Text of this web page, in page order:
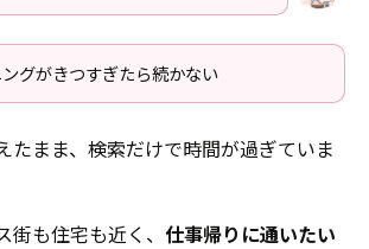
ングがきつすぎたら続かない
たまま、検索だけで時間が過ぎていま
も住宅も近く、 仕事帰りに通いたい